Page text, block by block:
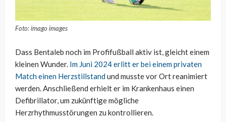
Foto: imago images
Dass Bentaleb noch im Profifußball aktiv ist, gleicht einem
kleinen Wunder. Im Juni 2024 erlitt er bei einem privaten
Match einen Herzstillstandund musste vor Ort reanimiert
werden. Anschließend erhielt er im Krankenhaus einen
Defibrillator, um zukünftige mögliche
Herzrhythmusstörungen zu kontrollieren.